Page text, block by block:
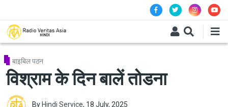
बाइबिल पठन
विश्राम के दिन बालें तोडना
By Hindi Service, 18 July, 2025